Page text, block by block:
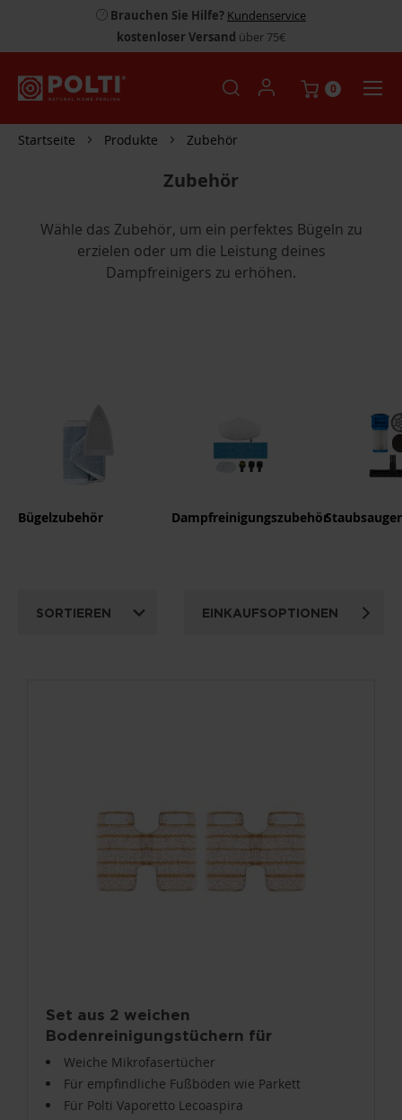
Brauchen Sie Hilfe? Kundenservice
kostenloser Versand über 75€
0
Startseite Produkte Zubehör
Zubehör
Wähle das Zubehör, um ein perfektes Bügeln zu
erzielen oder um die Leistung deines
Dampfreinigers zu erhöhen.
Bügelzubehör Dampfreinigungszubehör
SORTIEREN EINKAUFSOPTIONEN
Set aus 2 weichen
Bodenreinigungstüchern für
Vaporetto Lecoaspira PAEU0317
Weiche Mikrofasertücher
Für empfindliche Fußböden wie Parkett
Für Polti Vaporetto Lecoaspira